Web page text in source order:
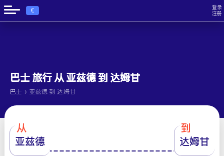
€
登录
注册
巴士 旅行 从 亚兹德 到 达姆甘
巴士 › 亚兹德 到 达姆甘
从
亚兹德
到
达姆甘